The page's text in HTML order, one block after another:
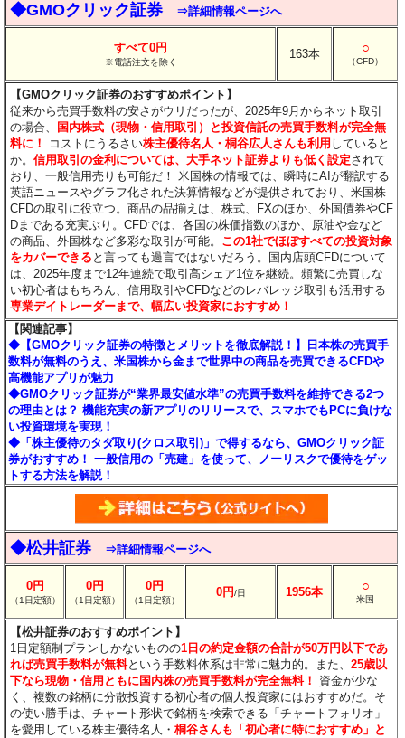
◆GMOクリック証券 ⇒詳細情報ページへ
すべて0円
※電話注文を除く
163本 ○
（CFD）
【GMOクリック証券のおすすめポイント】
従来から売買手数料の安さがウリだったが、2025年9月からネット取引
の場合、
国内株式（現物・信用取引）と投資信託の売買手数料が完全無
料に！
コストにうるさい株主優待名人・桐谷広人さんも利用 していると
か。信用取引の金利については、大手ネット証券よりも低く設定されて
おり、一般信用売りも可能だ！ 米国株の情報では、瞬時にAIが翻訳する
英語ニュースやグラフ化された決算情報などが提供されており、米国株
CFDの取引に役立つ。商品の品揃えは、株式、FXのほか、外国債券やCF
Dまである充実ぶり。CFDでは、各国の株価指数のほか、原油や金など
の商品、外国株など多彩な取引が可能。 この1社でほぼすべての投資対象
をカバーできる と言っても過言ではないだろう。国内店頭CFDについて
は、2025年度まで12年連続で取引高シェア1位を継続。頻繁に売買しな
い初心者はもちろん、信用取引やCFDなどのレバレッジ取引も活用する
専業デイトレーダーまで、幅広い投資家におすすめ！
【関連記事】
◆【GMOクリック証券の特徴とメリットを徹底解説！】日本株の売買手
数料が無料のうえ、米国株から金まで世界中の商品を売買できるCFDや
高機能アプリが魅力
◆GMOクリック証券が“業界最安値水準”の売買手数料を維持できる2つ
の理由とは？ 機能充実の新アプリのリリースで、スマホでもPCに負けな
い投資環境を実現！
◆「株主優待のタダ取り(クロス取引)」で得するなら、GMOクリック証
券がおすすめ！ 一般信用の「売建」を使って、ノーリスクで優待をゲッ
トする方法を解説！
◆松井証券 ⇒詳細情報ページへ
0円
（1日定額）
0円
（1日定額）
0円
（1日定額）
0円/日 1956本 ○
米国
【松井証券のおすすめポイント】
1日定額制プランしかないものの1日の約定金額の合計が50万円以下であ
れば売買手数料が無料という手数料体系は非常に魅力的。また、25歳以
下なら現物・信用ともに国内株の売買手数料が完全無料！
資金が少な
く、複数の銘柄に分散投資する初心者の個人投資家にはおすすめだ。そ
の使い勝手は、チャート形状で銘柄を検索できる「チャートフォリオ」
を愛用している株主優待名人・桐谷さんも「初心者に特におすすめ」と